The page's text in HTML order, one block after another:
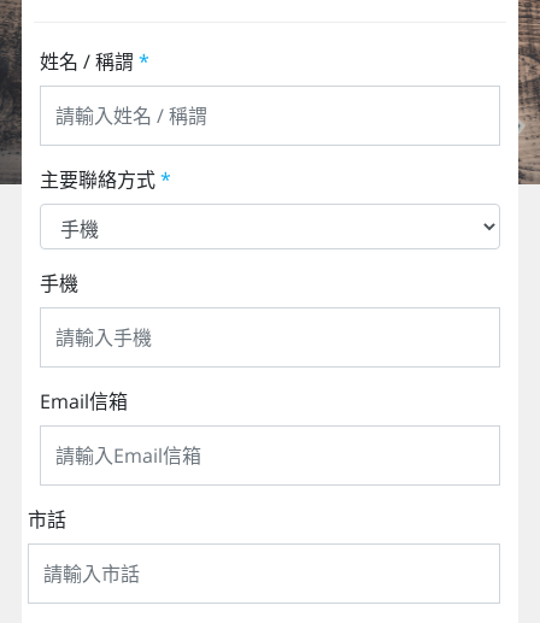
姓名 / 稱謂 *
主要聯絡方式*
手機
Email信箱
市話